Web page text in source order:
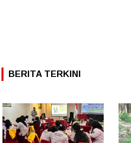
BERITA TERKINI